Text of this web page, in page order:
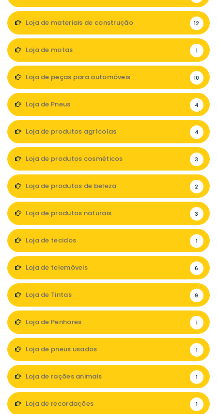
Loja de materiais de construção 12
Loja de motas 1
Loja de peças para automóveis 10
Loja de Pneus 4
Loja de produtos agrícolas 4
Loja de produtos cosméticos 3
Loja de produtos de beleza 2
Loja de produtos naturais 3
Loja de tecidos 1
Loja de telemóveis 6
Loja de Tintas 9
Loja de Penhores 1
Loja de pneus usados 1
Loja de rações animais 1
Loja de recordações 1